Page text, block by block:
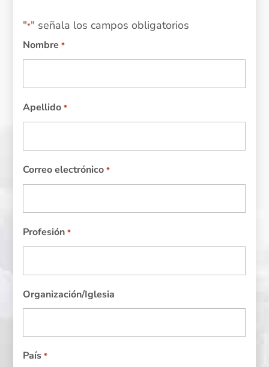
"*" señala los campos obligatorios
Nombre *
Apellido *
Correo electrónico *
Profesión *
Organización/Iglesia
País *